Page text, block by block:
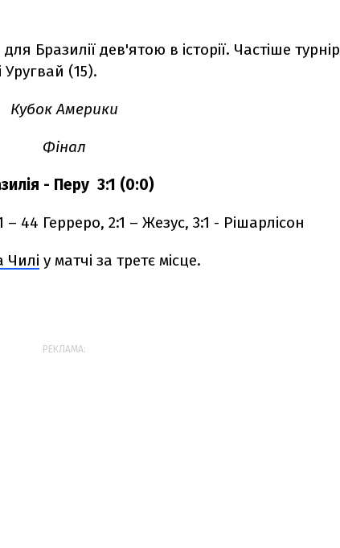
Бразилії дев'ятою в історії. Частіше турнір
(15).
Кубок Америки
Фінал
- Перу 3:1 (0:0)
– 44 Герреро, 2:1 – Жезус, 3:1 - Рішарлісон
Чилі у матчі за третє місце.
РЕКЛАМА: